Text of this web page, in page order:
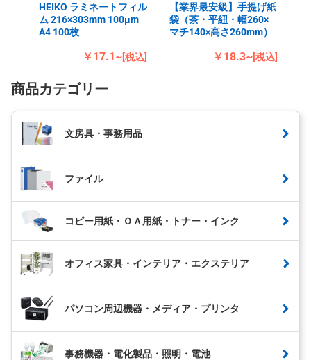
HEIKO ラミネートフィル
ム 216×303mm 100μm
A4 100枚
￥17.1~[税込]
【業界最安級】手提げ紙
袋（茶・平紐・幅260×
マチ140×高さ260mm）
￥18.3~[税込]
商品カテゴリー
文房具・事務用品
ファイル
コピー用紙・ＯＡ用紙・トナー・インク
オフィス家具・インテリア・エクステリア
パソコン周辺機器・メディア・プリンタ
事務機器・電化製品・照明・電池